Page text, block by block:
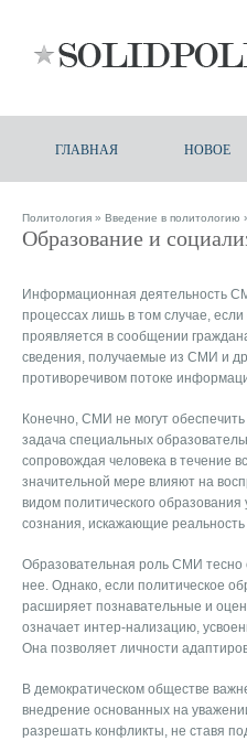
ГЛАВНАЯ НОВОЕ
Политология » Введение в политологию
Образование и
Информационная деятельность
процессах лишь в том случае,
проявляется в сообщении
сведения, получаемые из СМИ и
противоречивом потоке
Конечно, СМИ не могут
задача специальных
сопровождая человека в течение
значительной мере влияют на
видом политического
сознания, искажающие
Образовательная роль СМИ тесно
нее. Однако, если политическое
расширяет познавательные и
означает интер-нализацию,
Она позволяет личности
В демократическом обществе
внедрение основанных на
разрешать конфликты, не ставя